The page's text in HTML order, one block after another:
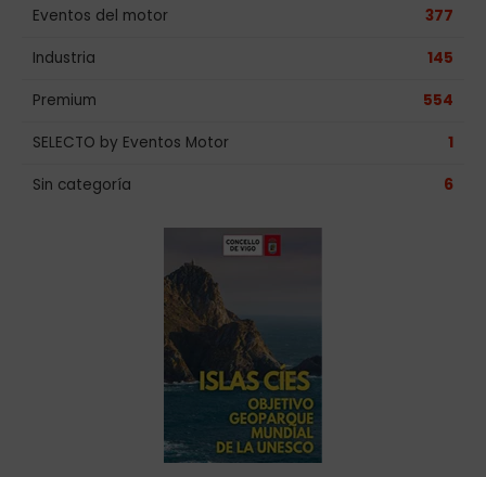
Eventos del motor 377
Industria 145
Premium 554
SELECTO by Eventos Motor 1
Sin categoría 6